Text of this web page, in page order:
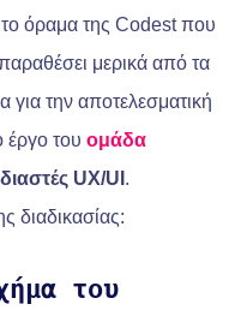
όραμα της Codest που
μερικά από τα
για την αποτελεσματική
έργο του ομάδα
UX/UI .
διαδικασίας:
του